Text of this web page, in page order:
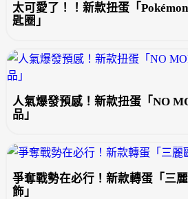
太可愛了！！新款扭蛋「
匙圈」
人氣爆發預感！新款扭蛋「NO
品」
爭奪戰勢在必行！新款轉蛋「三
飾」